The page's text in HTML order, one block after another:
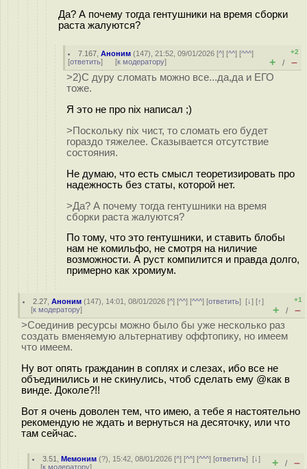
Да? А почему тогда гентушники на время сборки
раста жалуются?
7.167 ,Аноним (147), 21:52, 09/01/2026 [^] [^^] [^^^]
[ответить] [к модератору]
+2
+ / –
>2)С дуру сломать можно все...да,да и ЕГО
тоже.
Я это не про nix написал ;)
>Поскольку nix чист, то сломать его будет
гораздо тяжелее. Сказывается отсутствие
состояния.
Не думаю, что есть смысл теоретизировать про
надежность без статы, которой нет.
>Да? А почему тогда гентушники на время
сборки раста жалуются?
По тому, что это гентушники, и ставить блобы
нам не комильфо, не смотря на ниличие
возможности. А руст компилится и правда долго,
примерно как хромиум.
2.27 ,Аноним (147), 14:01, 08/01/2026 [^] [^^] [^^^] [ответить][↓] [↑]
[к модератору]
+1
+ / –
>Соединив ресурсы можно было бы уже несколько раз
создать вменяемую альтернативу оффтопику, но имеем
что имеем.
Ну вот опять гражданин в соплях и слезах, ибо все не
объединились и не скинулись, чтоб сделать ему @как в
винде. Доколе?!!
Вот я очень доволен тем, что имею, а тебе я настоятельно
рекомендую не ждать и вернуться на десяточку, или что
там сейчас.
3.51 ,Мемоним (?), 15:42, 08/01/2026 [^] [^^] [^^^] [ответить][↓]
[к модератору] + / –